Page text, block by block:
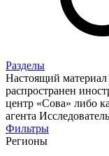
Разделы
Настоящий
распространен
центр «Сова» либо
агента
Фильтры
Регионы